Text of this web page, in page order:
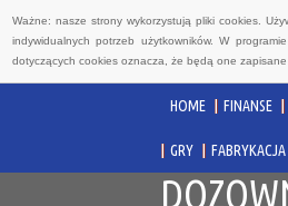
Ważne: nasze strony wykorzystują pliki cookies.
indywidualnych potrzeb użytkowników. W
dotyczących cookies oznacza, że będą one zapisane
HOME FINANSE
GRY FABRYKACJA